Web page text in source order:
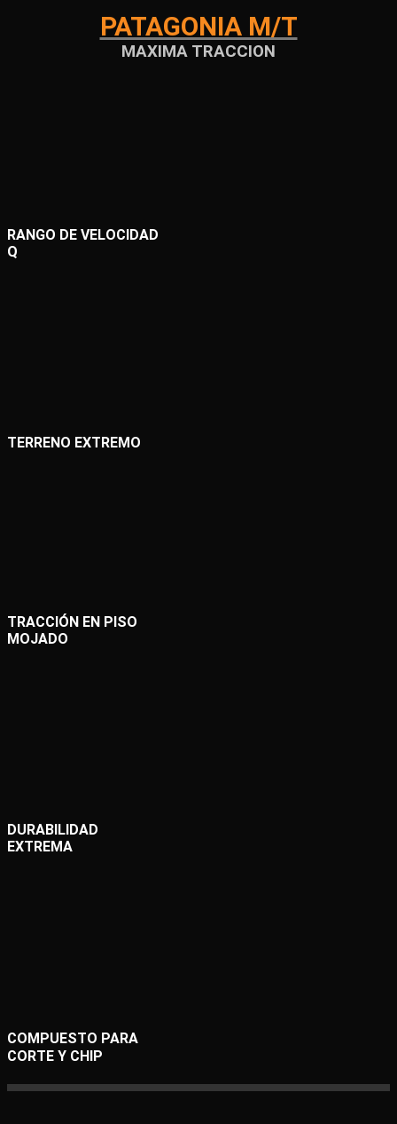
PATAGONIA M/T
MAXIMA TRACCION
RANGO DE VELOCIDAD
Q
TERRENO EXTREMO
TRACCIÓN EN PISO
MOJADO
DURABILIDAD
EXTREMA
COMPUESTO PARA
CORTE Y CHIP